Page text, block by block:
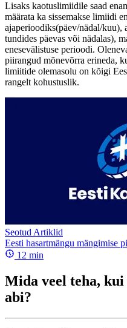
Lisaks kaotuslimiidile saad
määrata ka sissemakse limiidi
ajaperioodiks(päev/nädal/
tundides päevas või nädalas),
enesevälistuse perioodi.
piirangud mõnevõrra erineda,
limiitide olemasolu on kõigi
rangelt kohustuslik.
Seotud Artiklid
Eesti hasartmängu mängimise
12 min
Mida veel teha,
abi?